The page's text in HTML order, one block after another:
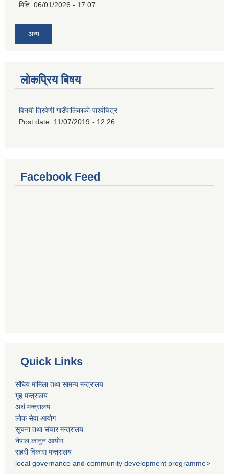
मिति: 06/01/2026 - 17:07
अन्य
लोकप्रिय बिषय
विनयी त्रिवेणी गाउँपालिकाकाे पार्श्वचित्र
Post date: 11/07/2019 - 12:26
Facebook Feed
Quick Links
संघिय मामिला तथा सामन्य मन्त्रालय
गृह मन्त्रालय
अर्थ मन्त्रालय
लोक सेवा आयोग
सूचना तथा संचार मन्त्रालय
नेपाल कानुन आयोग
सहरी विकास मन्त्रालय
local governance and community development programme>